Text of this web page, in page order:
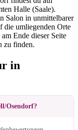
Halle (Saale).
Salon in unmittelbarer
die umliegenden Orte
Ende dieser Seite
zu finden.
in
Osendorf?